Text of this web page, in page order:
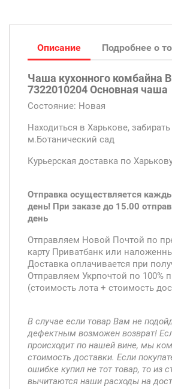
Описание Подробнее о
Чаша кухонного комбайна
7322010204 Основная чаша
Состояние: Новая
Находиться в Харькове, забирать
м.Ботанический сад
Курьерская доставка по
Отправка осуществляется
день! При заказе до 15.00
день
Отправляем Новой Почтой по
карту Приватбанк или
Доставка оплачивается при
Отправляем Укрпочтой по 100%
(стоимость лота + стоимость
В случае если товар Вам не
дефектным возможен возврат!
происходит по нашей вине, мы
стоимость доставки. Если
ошибке купил не тот товар, то из
вычитаются наши расходы на